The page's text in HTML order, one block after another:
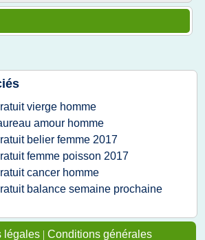
vierge homme
amour homme
belier femme 2017
femme poisson 2017
cancer homme
balance semaine prochaine
légales | Conditions générales